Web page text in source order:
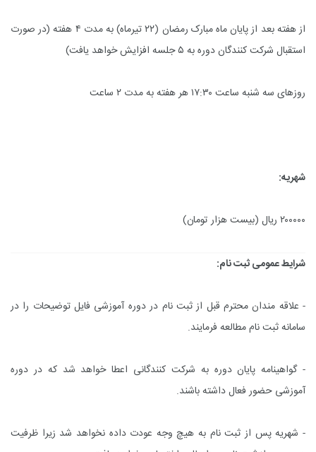
از هفته بعد از پایان ماه مبارک رمضان (۲۲ تیرماه) به مدت ۴ هفته (در صورت
استقبال شرکت کنندگان دوره به ۵ جلسه افزایش خواهد یافت)
روزهای سه شنبه ساعت ۱۷:۳۰ هر هفته به مدت ۲ ساعت
شهریه:
۲۰۰۰۰۰ ریال (بیست هزار تومان)
شرایط عمومی ثبت نام:
- علاقه مندان محترم قبل از ثبت نام در دوره آموزشی فایل توضیحات را در
سامانه ثبت نام مطالعه فرمایند.
- گواهینامه پایان دوره به شرکت کنندگانی اعطا خواهد شد که در دوره
آموزشی حضور فعال داشته باشند.
- شهریه پس از ثبت نام به هیچ وجه عودت داده نخواهد شد زیرا ظرفیت